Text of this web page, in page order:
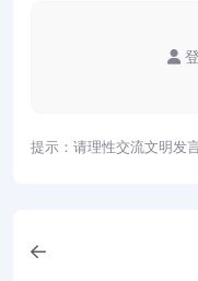
提示：请理性交流文明发